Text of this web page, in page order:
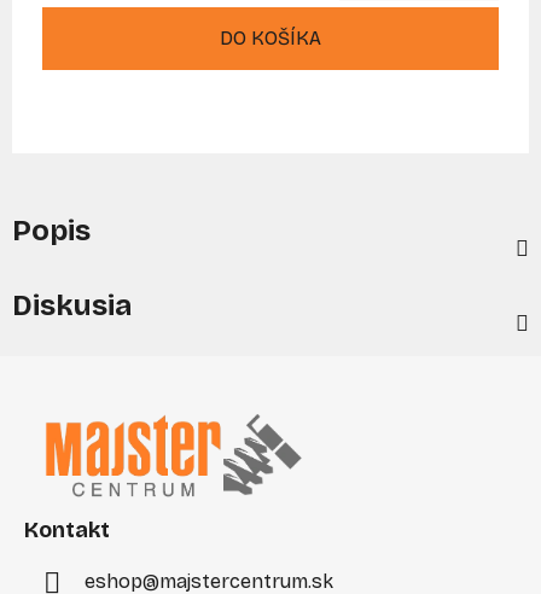
DO KOŠÍKA
Popis
Diskusia
Kontakt
eshop@majstercentrum.sk